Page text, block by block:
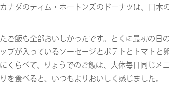
ナダのティム・ホートンズのドーナツは、日本
ご飯も全部おいしかったです。とくに最初の日
プが入っているソーセージとポテトとトマトと
くらべて、りょうでのご飯は、大体毎日同じ
を食べると、いつもよりおいしく感じました。